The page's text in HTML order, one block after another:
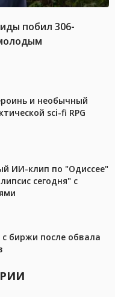
побил 306-
и необычный
sci-fi RPG
ИИ-клип по "Одиссее"
сегодня" с
биржи после обвала